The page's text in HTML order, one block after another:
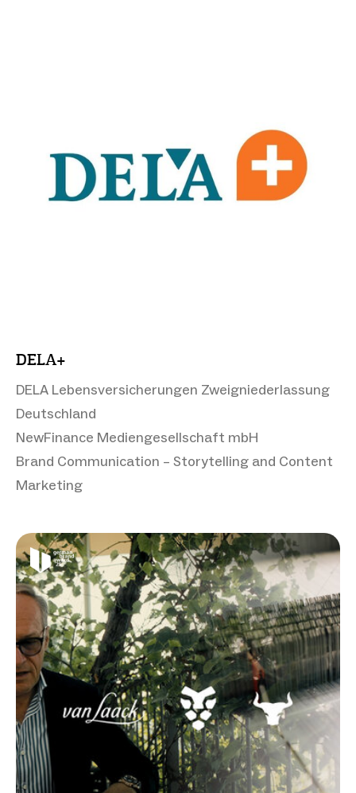
DELA+
DELA Lebensversicherungen Zweigniederlassung
Deutschland
NewFinance Mediengesellschaft mbH
Brand Communication – Storytelling and Content
Marketing